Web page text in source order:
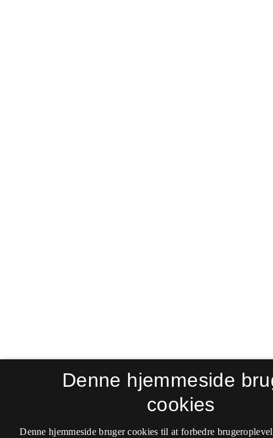
Denne hjemmeside
cookies
Denne hjemmeside bruger cookies til at forbedre